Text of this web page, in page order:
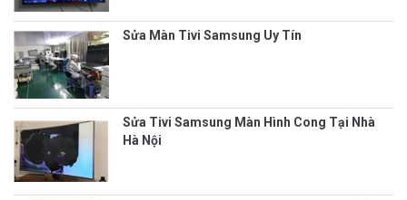
Sửa Màn Tivi Samsung Uy Tín
Sửa Tivi Samsung Màn Hình Cong Tại Nhà
Hà Nội